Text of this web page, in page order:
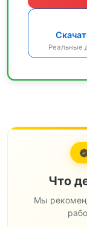
Реальные
Что
Мы